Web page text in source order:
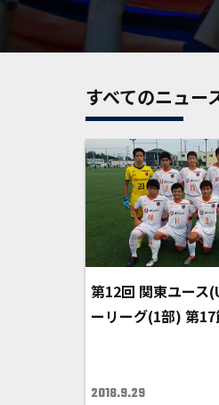
すべてのニュー
第12回 関東ユース
ーリーグ(1部) 第
2018.9.29